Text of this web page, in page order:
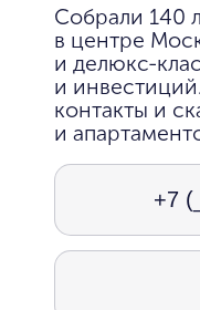
Собрали 140
в центре
и делюкс-
и
контакты и
и